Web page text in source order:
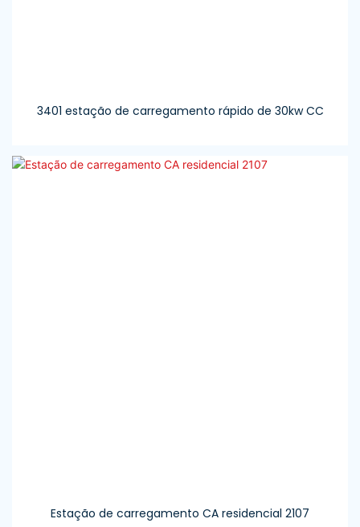
3401 estação de carregamento rápido de 30kw CC
Estação de carregamento CA residencial 2107